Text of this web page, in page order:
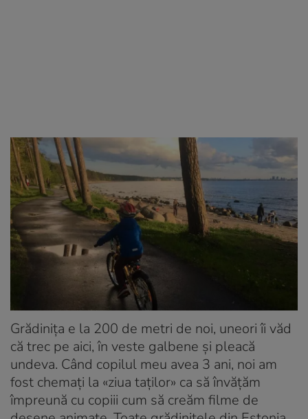
Grădinița e la 200 de metri de noi, uneori îi văd
că trec pe aici, în veste galbene și pleacă
undeva. Când copilul meu avea 3 ani, noi am
fost chemați la «ziua taților» ca să învățăm
împreună cu copiii cum să creăm filme de